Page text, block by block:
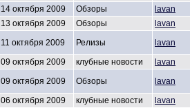
14 октября 2009
Обзоры
lavan
13 октября 2009
Обзоры
lavan
11 октября 2009
Релизы
lavan
09 октября 2009
клубные новости
lavan
09 октября 2009
Обзоры
lavan
06 октября 2009
клубные новости
lavan